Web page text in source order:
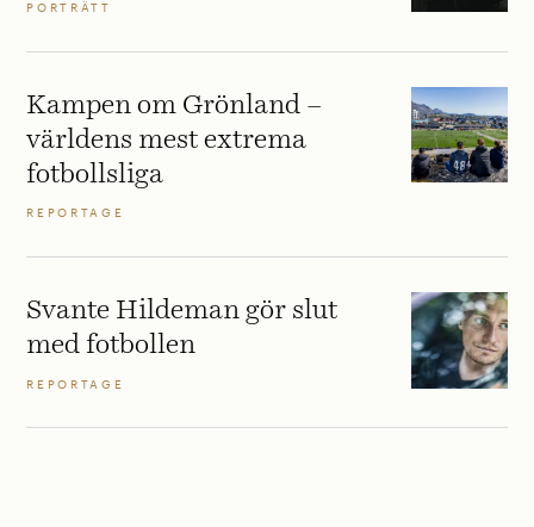
PORTRÄTT
Kampen om Grönland –
världens mest extrema
fotbollsliga
REPORTAGE
Svante Hildeman gör slut
med fotbollen
REPORTAGE